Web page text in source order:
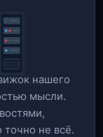
нашего
мысли.
не всё.